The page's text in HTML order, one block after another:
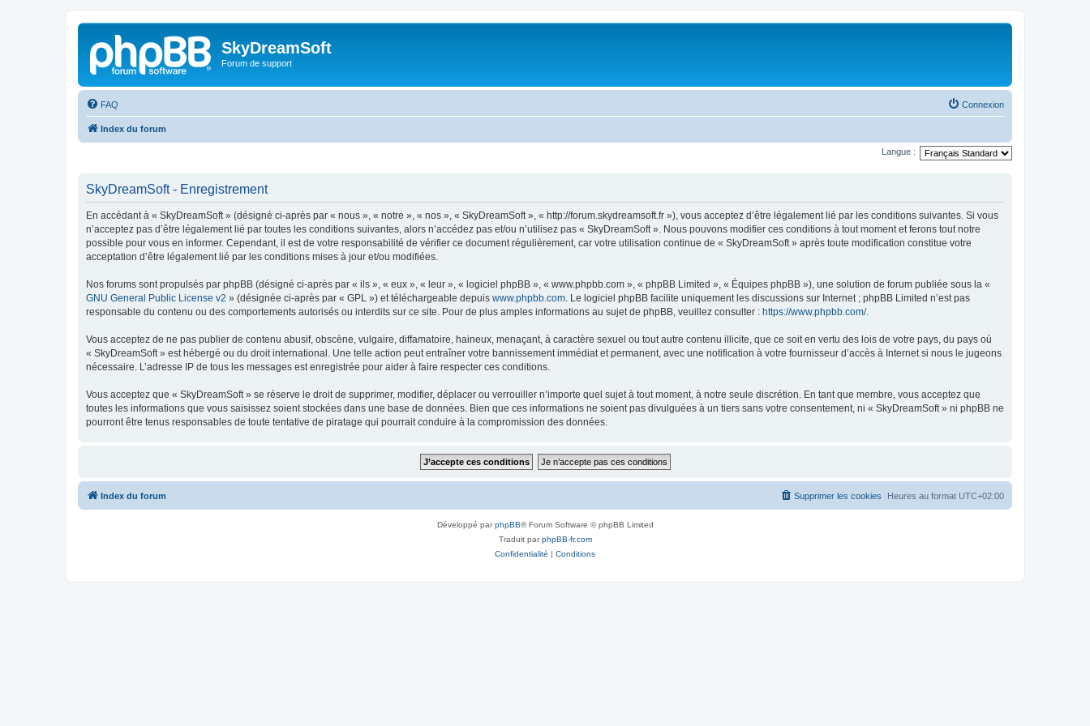
SkyDreamSoft
Forum de support
FAQ Connexion
Index du forum
Langue :
SkyDreamSoft - Enregistrement
En accédant à « SkyDreamSoft » (désigné ci-après par « nous », « notre », « nos », « SkyDreamSoft », « http://forum.skydreamsoft.fr »), vous acceptez d’être légalement lié par les conditions suivantes. Si vous
n’acceptez pas d’être légalement lié par toutes les conditions suivantes, alors n’accédez pas et/ou n’utilisez pas « SkyDreamSoft ». Nous pouvons modifier ces conditions à tout moment et ferons tout notre
possible pour vous en informer. Cependant, il est de votre responsabilité de vérifier ce document régulièrement, car votre utilisation continue de « SkyDreamSoft » après toute modification constitue votre
acceptation d’être légalement lié par les conditions mises à jour et/ou modifiées.
Nos forums sont propulsés par phpBB (désigné ci-après par « ils », « eux », « leur », « logiciel phpBB », « www.phpbb.com », « phpBB Limited », « Équipes phpBB »), une solution de forum publiée sous la «
GNU General Public License v2 » (désignée ci-après par « GPL ») et téléchargeable depuis www.phpbb.com. Le logiciel phpBB facilite uniquement les discussions sur Internet ; phpBB Limited n’est pas
responsable du contenu ou des comportements autorisés ou interdits sur ce site. Pour de plus amples informations au sujet de phpBB, veuillez consulter : https://www.phpbb.com/.
Vous acceptez de ne pas publier de contenu abusif, obscène, vulgaire, diffamatoire, haineux, menaçant, à caractère sexuel ou tout autre contenu illicite, que ce soit en vertu des lois de votre pays, du pays où
« SkyDreamSoft » est hébergé ou du droit international. Une telle action peut entraîner votre bannissement immédiat et permanent, avec une notification à votre fournisseur d’accès à Internet si nous le jugeons
nécessaire. L’adresse IP de tous les messages est enregistrée pour aider à faire respecter ces conditions.
Vous acceptez que « SkyDreamSoft » se réserve le droit de supprimer, modifier, déplacer ou verrouiller n’importe quel sujet à tout moment, à notre seule discrétion. En tant que membre, vous acceptez que
toutes les informations que vous saisissez soient stockées dans une base de données. Bien que ces informations ne soient pas divulguées à un tiers sans votre consentement, ni « SkyDreamSoft » ni phpBB ne
pourront être tenus responsables de toute tentative de piratage qui pourrait conduire à la compromission des données.
Index du forum Heures au format UTC+02:00
Supprimer les cookies
Développé parphpBB® Forum Software © phpBB Limited
Traduit parphpBB-fr.com
Confidentialité | Conditions